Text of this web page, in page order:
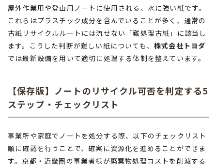
屋外作業用や登山用ノートに使用される、水に強い紙です。
これらはプラスチック成分を含んでいることが多く、通常の
古紙リサイクルルートには流せない「難処理古紙」に該当し
ます。こうした判断が難しい紙についても、 株式会社トヨダ
では最新設備を用いて適切に処理する体制を整えています。
【保存版】ノートのリサイクル可否を判定する5
ステップ・チェックリスト
事業所や家庭でノートを処分する際、以下のチェックリスト
順に確認を行うことで、確実に資源化を進めることができま
す。京都・近畿圏の事業者様が廃棄物処理コストを削減する